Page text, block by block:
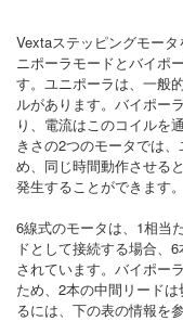
Vextaステッピングモー
ニポーラモードとバイポ
す。ユニポーラは、一般
ルがあります。バイポー
り、電流はこのコイルを
きさの2つのモータでは
め、同じ時間動作させる
発生することができます。
6線式のモータは、1相当
ドとして接続する場合、
されています。バイポー
ため、2本の中間リード
るには、下の表の情報を